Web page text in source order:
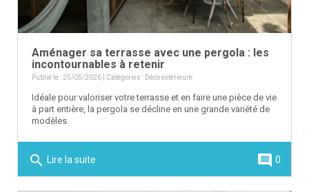
Aménager sa terrasse avec une pergola : les
incontournables à retenir
Publié le : 25/05/2026 | Catégories : Déco extérieure
Idéale pour valoriser votre terrasse et en faire une pièce de vie
à part entière, la pergola se décline en une grande variété de
modèles.
search Lire la suite comment 0